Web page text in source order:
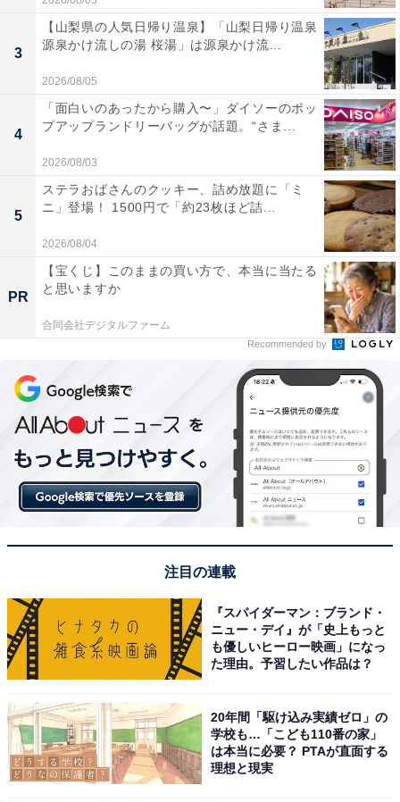
3
【山梨県の人気日帰り温泉】「山梨日帰り温泉
源泉かけ流しの湯 桜湯」は源泉かけ流...
2026/08/05
4
「面白いのあったから購入〜」ダイソーのポッ
プアップランドリーバッグが話題。“さま...
2026/08/03
5
ステラおばさんのクッキー、詰め放題に「ミ
ニ」登場！ 1500円で「約23枚ほど詰...
2026/08/04
PR
【宝くじ】このままの買い方で、本当に当たる
と思いますか
合同会社デジタルファーム
Recommended by
注目の連載
『スパイダーマン：ブランド・
ニュー・デイ』が「史上もっと
も優しいヒーロー映画」になっ
た理由。予習したい作品は？
20年間「駆け込み実績ゼロ」の
学校も…「こども110番の家」
は本当に必要？ PTAが直面する
理想と現実